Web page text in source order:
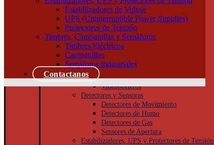
Estabilizadores de Voltaje
UPS (Uninterruptible Power Supplies)
Protectores de Tensión
Timbres, Campanillas y Semáforos
Timbres Eléctricos
Campanillas
Semáforos Industriales
Contactanos
Cajas Superficie y Capsuladas
Puesta a tierra
Accesorios
Cajas de inspección
Jabalinas
Seguridad
Cámaras de Seguridad
Porteros
Porteros Eléctricos
Videoporteros
Detectores y Sensores
Detectores de Movimiento
Detectores de Humo
Detectores de Gas
Sensores de Apertura
Estabilizadores, UPS y Protectores de Tensión